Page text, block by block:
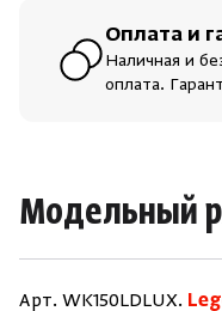
Оплата и
Наличная и
оплата.
Модельный
Арт. WK150LDLUX.